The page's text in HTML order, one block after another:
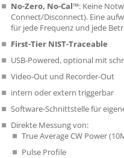
No-Zero, No-Cal™: Keine
Connect/Disconnect). Eine
für jede Frequenz und jede
First-Tier NIST-Traceable
USB-Powered, optional mit
Video-Out und Recorder-Out
intern oder extern triggerbar
Software-Schnittstelle für
Direkte Messung von:
True Average CW Power
Pulse Profile